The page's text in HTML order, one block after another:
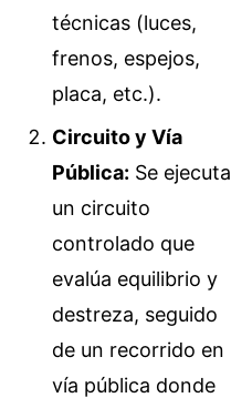
técnicas (luces,
frenos, espejos,
placa, etc.).
Circuito y Vía
Pública: Se ejecuta
un circuito
controlado que
evalúa equilibrio y
destreza, seguido
de un recorrido en
vía pública donde